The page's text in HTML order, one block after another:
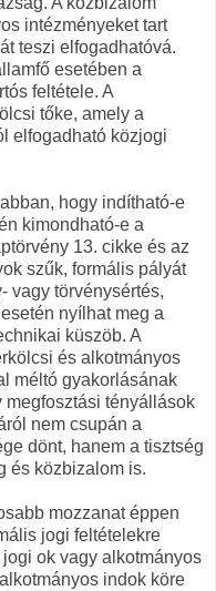
intézményeket tart
teszi elfogadhatóvá.
esetében a
feltétele. A
tőke, amely a
elfogadható közjogi
hogy indítható-e
kimondható-e a
13. cikke és az
szűk, formális pályát
vagy törvénysértés,
nyílhat meg a
küszöb. A
és alkotmányos
méltó gyakorlásának
megfosztási tényállások
nem csupán a
dönt, hanem a tisztség
és közbizalom is.
mozzanat éppen
jogi feltételekre
ok vagy alkotmányos
indok köre